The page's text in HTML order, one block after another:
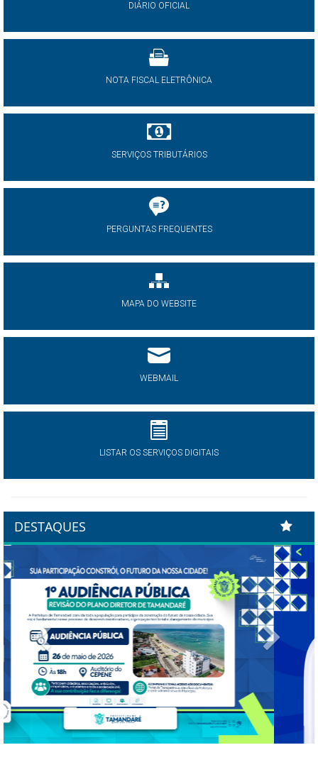
DIÁRIO OFICIAL
NOTA FISCAL ELETRÔNICA
SERVIÇOS TRIBUTÁRIOS
PERGUNTAS FREQUENTES
MAPA DO WEBSITE
WEBMAIL
LISTAR OS SERVIÇOS DIGITAIS
DESTAQUES
Previous Next